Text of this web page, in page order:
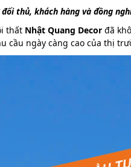
thủ, khách hàng và đồng
thất Nhật Quang Decor đã
cầu ngày càng cao của thị